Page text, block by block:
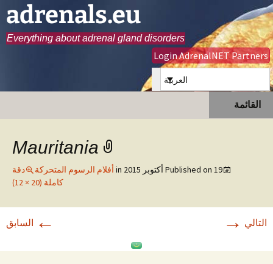
adrenals.eu
Everything about adrenal gland disorders
Login AdrenalNET Partners
العربية
القائمة
البحث
Mauritania
Published on 19 أكتوبر 2015 أفلام الرسوم المتحركة
دقة
كاملة (20 × 12)
← السابق التالي →